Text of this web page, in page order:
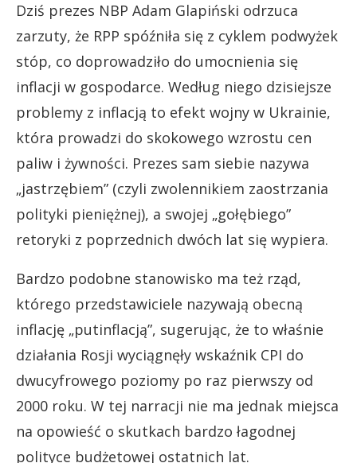
Dziś prezes NBP Adam Glapiński odrzuca
zarzuty, że RPP spóźniła się z cyklem podwyżek
stóp, co doprowadziło do umocnienia się
inflacji w gospodarce. Według niego dzisiejsze
problemy z inflacją to efekt wojny w Ukrainie,
która prowadzi do skokowego wzrostu cen
paliw i żywności. Prezes sam siebie nazywa
„jastrzębiem” (czyli zwolennikiem zaostrzania
polityki pieniężnej), a swojej „gołębiego”
retoryki z poprzednich dwóch lat się wypiera.
Bardzo podobne stanowisko ma też rząd,
którego przedstawiciele nazywają obecną
inflację „putinflacją”, sugerując, że to właśnie
działania Rosji wyciągnęły wskaźnik CPI do
dwucyfrowego poziomy po raz pierwszy od
2000 roku. W tej narracji nie ma jednak miejsca
na opowieść o skutkach bardzo łagodnej
polityce budżetowej ostatnich lat.